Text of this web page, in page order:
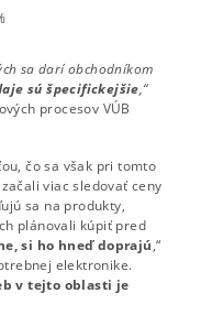
sa darí obchodníkom
sú špecifickejšie,“
procesov VÚB
čo sa však pri tomto
viac sledovať ceny
sa na produkty,
plánovali kúpiť pred
si ho hneď doprajú,“
elektronike.
v tejto oblasti je